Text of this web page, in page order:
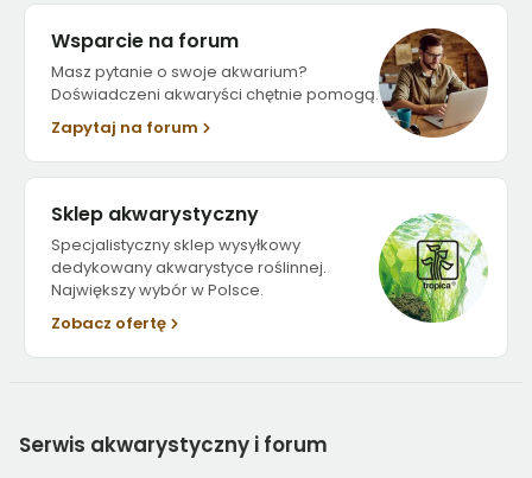
Wsparcie na forum
Masz pytanie o swoje akwarium?
Doświadczeni akwaryści chętnie pomogą.
Zapytaj na forum
Sklep akwarystyczny
Specjalistyczny sklep wysyłkowy
dedykowany akwarystyce roślinnej.
Największy wybór w Polsce.
Zobacz ofertę
Serwis akwarystyczny i forum